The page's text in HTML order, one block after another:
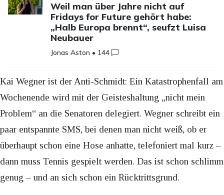
Weil man über Jahre nicht auf
Fridays for Future gehört habe:
„Halb Europa brennt“, seufzt Luisa
Neubauer
Jonas Aston • 144
Kai Wegner ist der Anti-Schmidt: Ein Katastrophenfall am
Wochenende wird mit der Geisteshaltung „nicht mein
Problem“ an die Senatoren delegiert. Wegner schreibt ein
paar entspannte SMS, bei denen man nicht weiß, ob er
überhaupt schon eine Hose anhatte, telefoniert mal kurz –
dann muss Tennis gespielt werden. Das ist schon schlimm
genug – und an sich schon ein Rücktrittsgrund.